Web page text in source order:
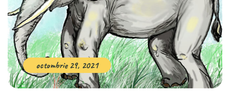
octombrie 29, 2021